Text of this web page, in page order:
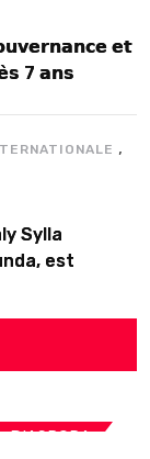
𝗲𝘁
7 𝗮𝗻𝘀
,
Sylla
est
DIASPORA